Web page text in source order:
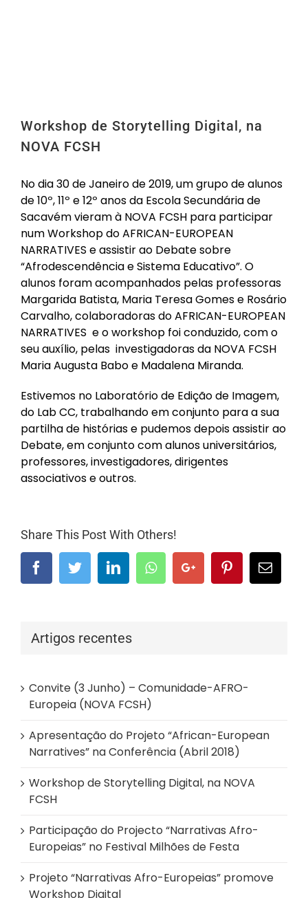
Workshop de Storytelling Digital, na
NOVA FCSH
No dia 30 de Janeiro de 2019, um grupo de alunos
de 10º, 11º e 12º anos da Escola Secundária de
Sacavém vieram à NOVA FCSH para participar
num Workshop do AFRICAN-EUROPEAN
NARRATIVES e assistir ao Debate sobre
“Afrodescendência e Sistema Educativo”. O
alunos foram acompanhados pelas professoras
Margarida Batista, Maria Teresa Gomes e Rosário
Carvalho,colaboradoras do AFRICAN-EUROPEAN
NARRATIVES e o workshop foi conduzido, com o
seu auxílio, pelas investigadoras da NOVA FCSH
Maria Augusta Babo e Madalena Miranda.
Estivemos no Laboratório de Edição de Imagem,
do Lab CC, trabalhando em conjunto para a sua
partilha de histórias e pudemos depois assistir ao
Debate, em conjunto com alunos universitários,
professores, investigadores, dirigentes
associativos e outros.
Share This Post With Others!
FacebookTwitterLinkedInWhatsappGoogle+ PinterestEmail
Artigos recentes
Convite (3 Junho) – Comunidade-AFRO-
Europeia (NOVA FCSH)
Apresentação do Projeto “African-European
Narratives” na Conferência (Abril 2018)
Workshop de Storytelling Digital, na NOVA
FCSH
Participação do Projecto “Narrativas Afro-
Europeias” no Festival Milhões de Festa
Projeto “Narrativas Afro-Europeias” promove
Workshop Digital